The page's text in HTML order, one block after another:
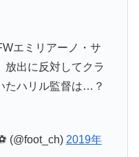
エミリアーノ・サ
放出に反対してクラ
たハリル監督は…？
(@foot_ch) 2019年